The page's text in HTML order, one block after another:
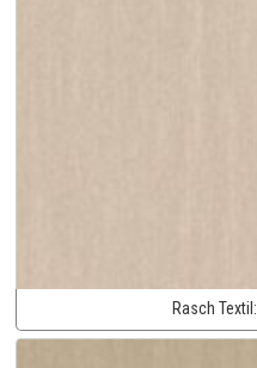
Rasch Textil: